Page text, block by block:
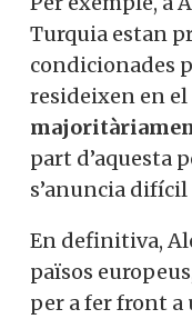
Turquia estan
condicionades
resideixen en el
part d’aquesta
s’anuncia
En definitiva,
països
per a fer front